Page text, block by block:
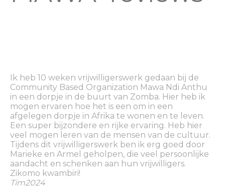
Ik heb 10 weken vrijwilligerswerk gedaan bij de
Community Based Organization Mawa Ndi Anthu
in een dorpje in de buurt van Zomba. Hier heb ik
mogen ervaren hoe het is een om in een
afgelegen dorpje in Afrika te wonen en te leven.
Een super bijzondere en rijke ervaring. Heb hier
veel mogen leren van de mensen van de cultuur.
Tijdens dit vrijwilligerswerk ben ik erg goed door
Marieke en Armel geholpen, die veel persoonlijke
aandacht en schenken aan hun vrijwilligers.
Zikomo kwambiri!
Tim2024